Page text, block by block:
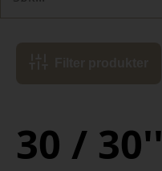
30 / 30''